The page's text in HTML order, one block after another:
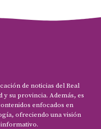
de noticias del Real
y su provincia. Además, es
enfocados en
ofreciendo una visión